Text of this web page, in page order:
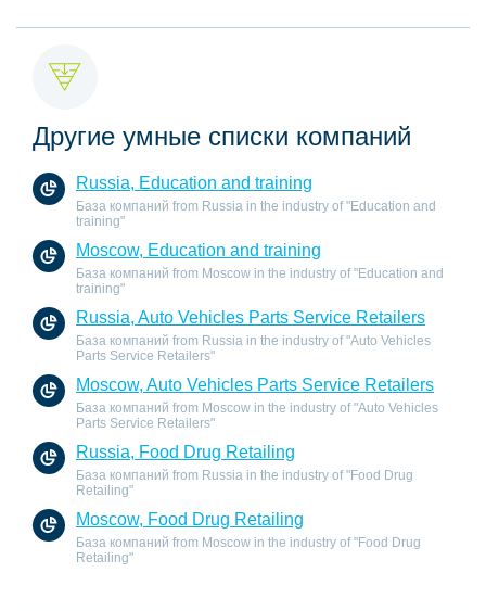
Другие умные списки компаний
Russia, Education and training
База компаний from Russia in the industry of "Education and
training"
Moscow, Education and training
База компаний from Moscow in the industry of "Education and
training"
Russia, Auto Vehicles Parts Service Retailers
База компаний from Russia in the industry of "Auto Vehicles
Parts Service Retailers"
Moscow, Auto Vehicles Parts Service Retailers
База компаний from Moscow in the industry of "Auto Vehicles
Parts Service Retailers"
Russia, Food Drug Retailing
База компаний from Russia in the industry of "Food Drug
Retailing"
Moscow, Food Drug Retailing
База компаний from Moscow in the industry of "Food Drug
Retailing"